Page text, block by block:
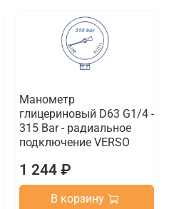
Манометр
глицериновый D63 G1/4 -
315 Bar - радиальное
подключение VERSO
1 244 ₽
В корзину